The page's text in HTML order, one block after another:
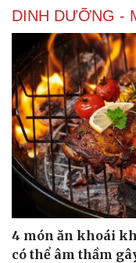
DINH DƯỠNG -
4 món ăn khoái
có thể âm thầm